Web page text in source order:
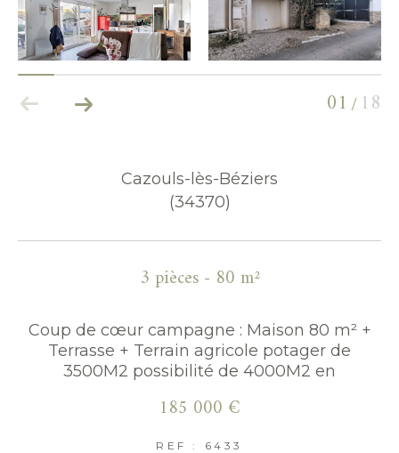
01 / 18
Cazouls-lès-Béziers
(34370)
3 pièces - 80 m²
Coup de cœur campagne : Maison 80 m² +
Terrasse + Terrain agricole potager de
3500M2 possibilité de 4000M2 en
185 000 €
REF : 6433
AFFINER LES CRITÈRES
FILTRER PAR
RECHERCHER